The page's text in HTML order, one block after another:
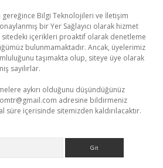
gereğince Bilgi Teknolojileri ve İletişim
bir Yer Sağlayıcı olarak hizmet
içerikleri proaktif olarak denetleme
bulunmamaktadır. Ancak, üyelerimiz
taşımakta olup, siteye üye olarak
sayılırlar.
aykırı olduğunu düşündüğünüz
adresine bildirmeniz
süre içerisinde sitemizden kaldırılacaktır.